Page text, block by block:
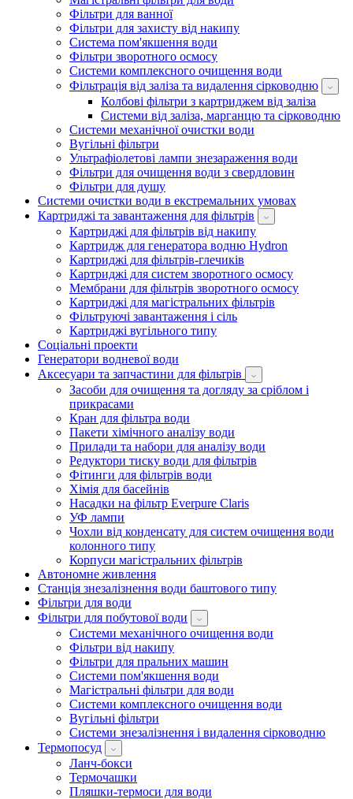
Фільтри для ванної
Фільтри для захисту від накипу
Система пом'якшення води
Фільтри зворотного осмосу
Системи комплексного очищення води
Фільтрація від заліза та видалення сірководню
Колбові фільтри з картриджем від заліза
Системи від заліза, марганцю та сірководню
Системи механічної очистки води
Вугільні фільтри
Ультрафіолетові лампи знезараження води
Фільтри для очищення води з свердловин
Фільтри для душу
Системи очистки води в екстремальних умовах
Картриджі та завантаження для фільтрів
Картриджі для фільтрів від накипу
Картридж для генератора водню Hydron
Картриджі для фільтрів-глечиків
Картриджі для систем зворотного осмосу
Мембрани для фільтрів зворотного осмосу
Картриджі для магістральних фільтрів
Фільтруючі завантаження і сіль
Картриджі вугільного типу
Соціальні проекти
Генератори водневої води
Аксесуари та запчастини для фільтрів
Засоби для очищення та догляду за сріблом і
прикрасами
Кран для фільтра води
Пакети хімічного аналізу води
Прилади та набори для аналізу води
Редуктори тиску води для фільтрів
Фітинги для фільтрів води
Хімія для басейнів
Насадки на фільтр Everpure Claris
УФ лампи
Чохли від конденсату для систем очищення води
колонного типу
Корпуси магістральних фільтрів
Автономне живлення
Станція знезалізнення води баштового типу
Фільтри для води
Фільтри для побутової води
Системи механічного очищення води
Фільтри від накипу
Фільтри для пральних машин
Системи пом'якшення води
Магістральні фільтри для води
Системи комплексного очищення води
Вугільні фільтри
Системи знезалізнення і видалення сірководню
Термопосуд
Ланч-бокси
Термочашки
Пляшки-термоси для води